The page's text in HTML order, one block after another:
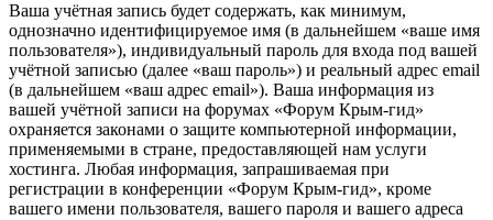
Ваша учётная запись будет содержать, как минимум,
однозначно идентифицируемое имя (в дальнейшем «ваше имя
пользователя»), индивидуальный пароль для входа под вашей
учётной записью (далее «ваш пароль») и реальный адрес email
(в дальнейшем «ваш адрес email»). Ваша информация из
вашей учётной записи на форумах «Форум Крым-гид»
охраняется законами о защите компьютерной информации,
применяемыми в стране, предоставляющей нам услуги
хостинга. Любая информация, запрашиваемая при
регистрации в конференции «Форум Крым-гид», кроме
вашего имени пользователя, вашего пароля и вашего адреса